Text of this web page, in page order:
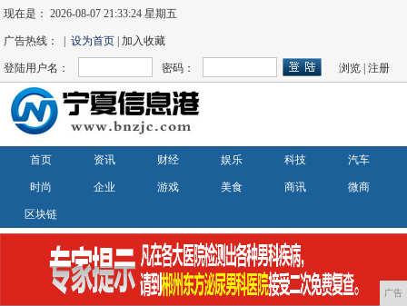
现在是：2026-08-07 21:33:24 星期五
广告热线： |设为首页 | 加入收藏
登陆用户名： 密码： 浏览 |注册
首页 资讯 财经 娱乐 科技 汽车
时尚 企业 游戏 美食 商讯 微商
区块链
广告